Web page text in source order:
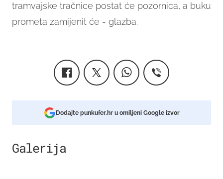
tramvajske tračnice postat će pozornica, a buku
prometa zamijenit će - glazba.
Dodajte punkufer.hr u omiljeni Google izvor
Galerija